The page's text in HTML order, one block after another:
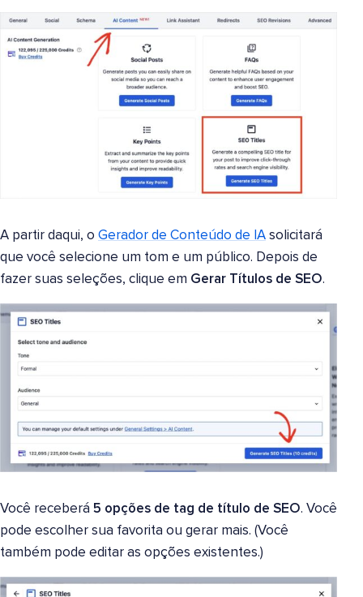
A partir daqui, o Gerador de Conteúdo de IA solicitará
que você selecione um tom e um público. Depois de
fazer suas seleções, clique em Gerar Títulos de SEO.
Você receberá 5 opções de tag de título de SEO. Você
pode escolher sua favorita ou gerar mais. (Você
também pode editar as opções existentes.)